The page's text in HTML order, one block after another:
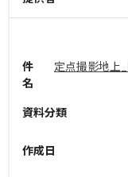
件
名
定点撮影地上
資料分類
作成日